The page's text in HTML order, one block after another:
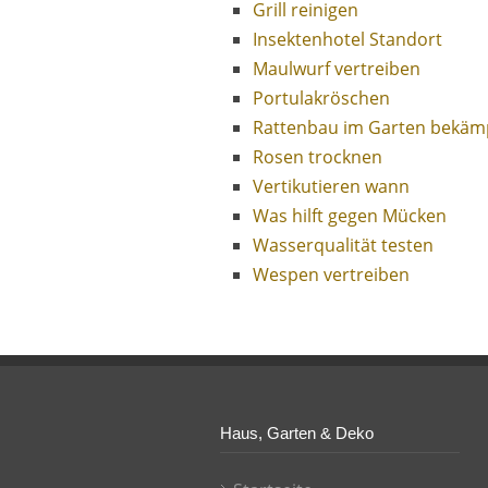
Grill reinigen
Insektenhotel Standort
Maulwurf vertreiben
Portulakröschen
Rattenbau im Garten
Rosen trocknen
Vertikutieren wann
Was hilft gegen Mücken
Wasserqualität testen
Wespen vertreiben
Haus, Garten & Deko